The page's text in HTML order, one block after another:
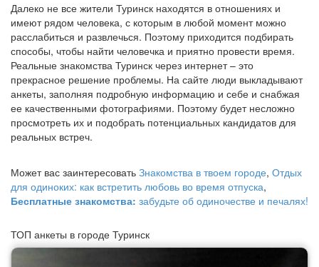
Далеко не все жители Туринск находятся в отношениях и
имеют рядом человека, с которым в любой момент можно
расслабиться и развлечься. Поэтому приходится подбирать
способы, чтобы найти человечка и приятно провести время.
Реальные знакомства Туринск через интернет – это
прекрасное решение проблемы. На сайте люди выкладывают
анкеты, заполняя подробную информацию и себе и снабжая
ее качественными фотографиями. Поэтому будет несложно
просмотреть их и подобрать потенциальных кандидатов для
реальных встреч.
Может вас заинтересовать Знакомства в твоем городе, Отдых
для одиноких: как встретить любовь во время отпуска,
Бесплатные знакомства: забудьте об одиночестве и печалях!
ТОП анкеты в городе Туринск